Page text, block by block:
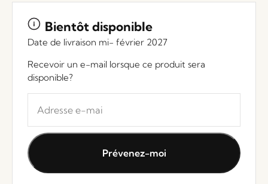
Bientôt disponible
Date de livraison mi- février 2027
Recevoir un e-mail lorsque ce produit sera
disponible?
votre
adresse
e-
mail
pour
Prévenez-moi